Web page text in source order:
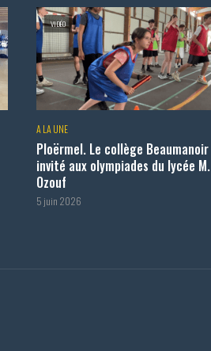
VIDÉO
A LA UNE
Ploërmel. Le collège Beaumanoir
invité aux olympiades du lycée M.
Ozouf
5 juin 2026